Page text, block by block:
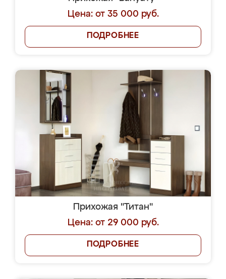
Цена: от 35 000 руб.
ПОДРОБНЕЕ
Прихожая "Титан"
Цена: от 29 000 руб.
ПОДРОБНЕЕ